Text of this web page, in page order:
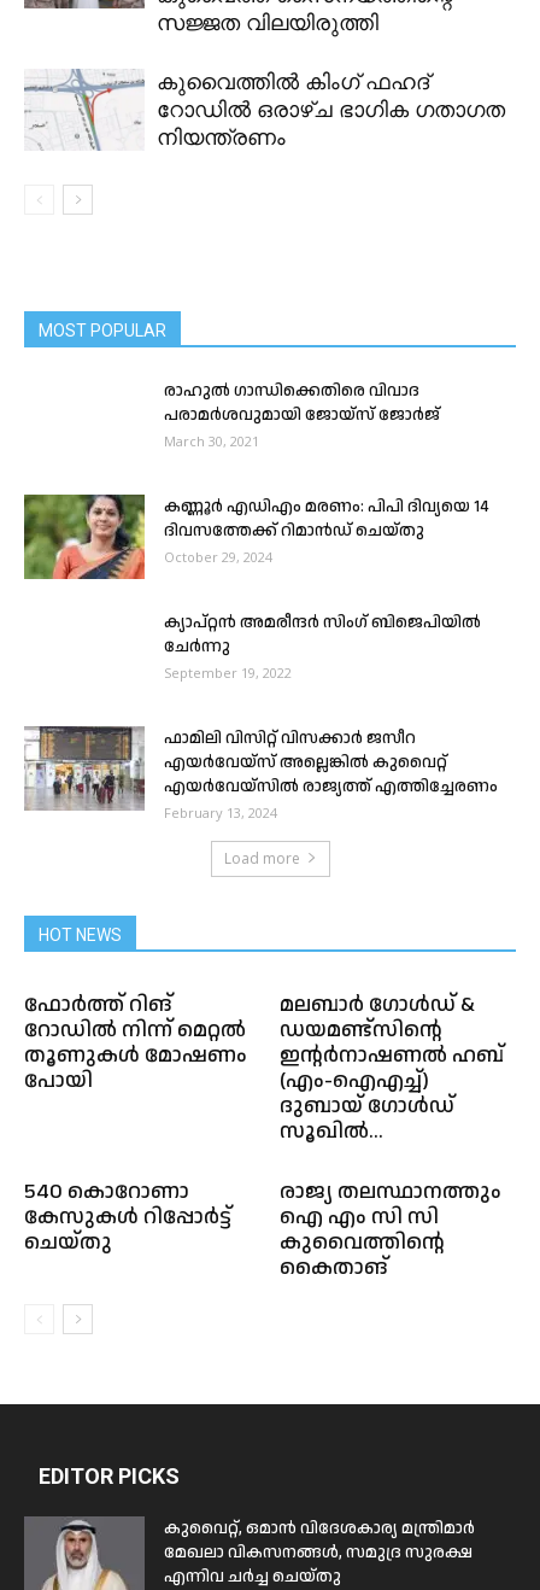
സജ്ജത വിലയിരുത്തി
കുവൈത്തിൽ കിംഗ് ഫഹദ്
റോഡിൽ ഒരാഴ്ച ഭാഗിക ഗതാഗത
നിയന്ത്രണം
MOST POPULAR
രാഹുൽ ഗാന്ധിക്കെതിരെ വിവാദ
പരാമർശവുമായി ജോയ്സ് ജോർജ്
March 30, 2021
കണ്ണൂർ എഡിഎം മരണം: പിപി ദിവ്യയെ 14
ദിവസത്തേക്ക് റിമാൻഡ് ചെയ്തു
October 29, 2024
ക്യാപ്റ്റൻ അമരീന്ദർ സിംഗ് ബിജെപിയിൽ
ചേർന്നു
September 19, 2022
ഫാമിലി വിസിറ്റ് വിസക്കാർ ജസീറ
എയർവേയ്‌സ് അല്ലെങ്കിൽ കുവൈറ്റ്
എയർവേയ്‌സിൽ രാജ്യത്ത് എത്തിച്ചേരണം
February 13, 2024
Load more
HOT NEWS
ഫോർത്ത് റിങ്
റോഡിൽ നിന്ന് മെറ്റൽ
തൂണുകൾ മോഷണം
പോയി
മലബാർ ഗോൾഡ് &
ഡയമണ്ട്സിൻ്റെ
ഇന്റർനാഷണൽ ഹബ്
(എം-ഐഎച്ച്)
ദുബായ് ഗോൾഡ്
സൂഖിൽ...
540 കൊറോണാ
കേസുകൾ റിപ്പോർട്ട്
ചെയ്തു
രാജ്യ തലസ്ഥാനത്തും
ഐ എം സി സി
കുവൈത്തിന്റെ
കൈതാങ്
EDITOR PICKS
കുവൈറ്റ്, ഒമാൻ വിദേശകാര്യ മന്ത്രിമാർ
മേഖലാ വികസനങ്ങൾ, സമുദ്ര സുരക്ഷ
എന്നിവ ചർച്ച ചെയ്തു